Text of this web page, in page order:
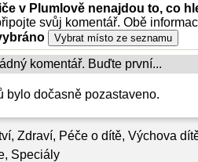
, Zdraví, Péče o dítě, Výchova
, Speciály
v Plumlově nenajdou to, co
svůj komentář. Obě
komentář. Buďte první...
bylo dočasně pozastaveno.